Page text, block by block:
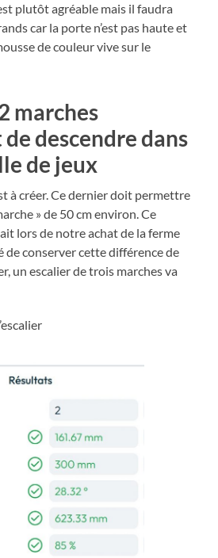
plutôt agréable mais il faudra
car la porte n’est pas haute et
de couleur vive sur le
marches
descendre dans
de jeux
à créer. Ce dernier doit permettre
» de 50 cm environ. Ce
lors de notre achat de la ferme
de conserver cette différence de
un escalier de trois marches va